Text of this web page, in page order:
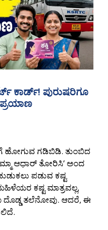
ಕಾರ್ಡ್! ಪುರುಷರಿಗೂ
ಹೋಗುವ ಗಡಿಬಿಡಿ. ತುಂಬಿದ
ಆಧಾರ್ ತೋರಿಸಿ’ ಅಂದ
ಪಡುವ ಕಷ್ಟ
ಕಷ್ಟ ಮಾತ್ರವಲ್ಲ,
ತಲೆನೋವು. ಆದರೆ, ಈ